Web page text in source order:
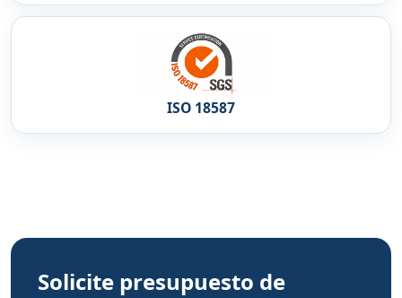
ISO 18587
Solicite presupuesto de